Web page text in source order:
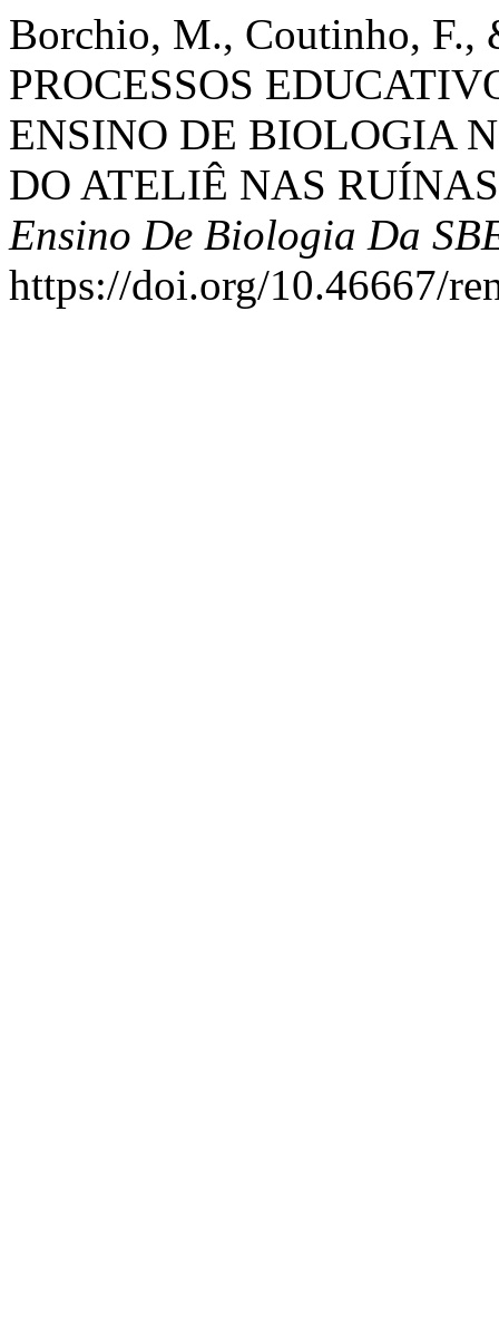
Borchio, M., Coutinho, F.,
PROCESSOS
ENSINO DE BIOLOGIA
DO ATELIÊ NAS
Ensino De Biologia Da
https://doi.org/10.46667/